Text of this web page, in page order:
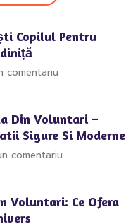
Copilul Pentru
comentariu
Din Voluntari –
Sigure Si Moderne
comentariu
Voluntari: Ce Ofera